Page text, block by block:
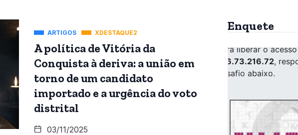
ARTIGOS XDESTAQUE2
A política de Vitória da
Conquista à deriva: a união em
torno de um candidato
importado e a urgência do voto
distrital
03/11/2025
Enquete